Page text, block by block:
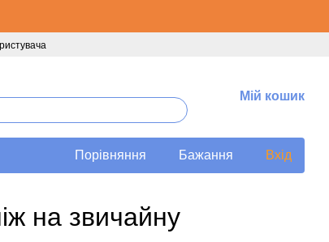
Мій кошик
Порівняння Бажання Вхід
на звичайну